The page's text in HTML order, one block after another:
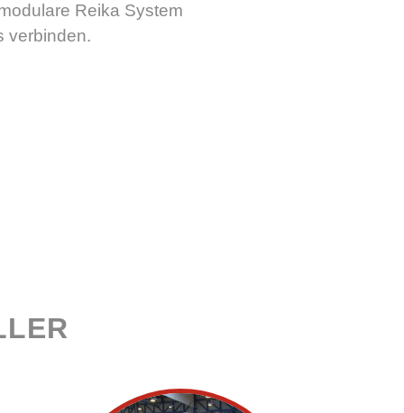
Reika System
verbinden.